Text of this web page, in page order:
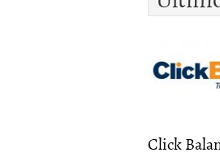
Click